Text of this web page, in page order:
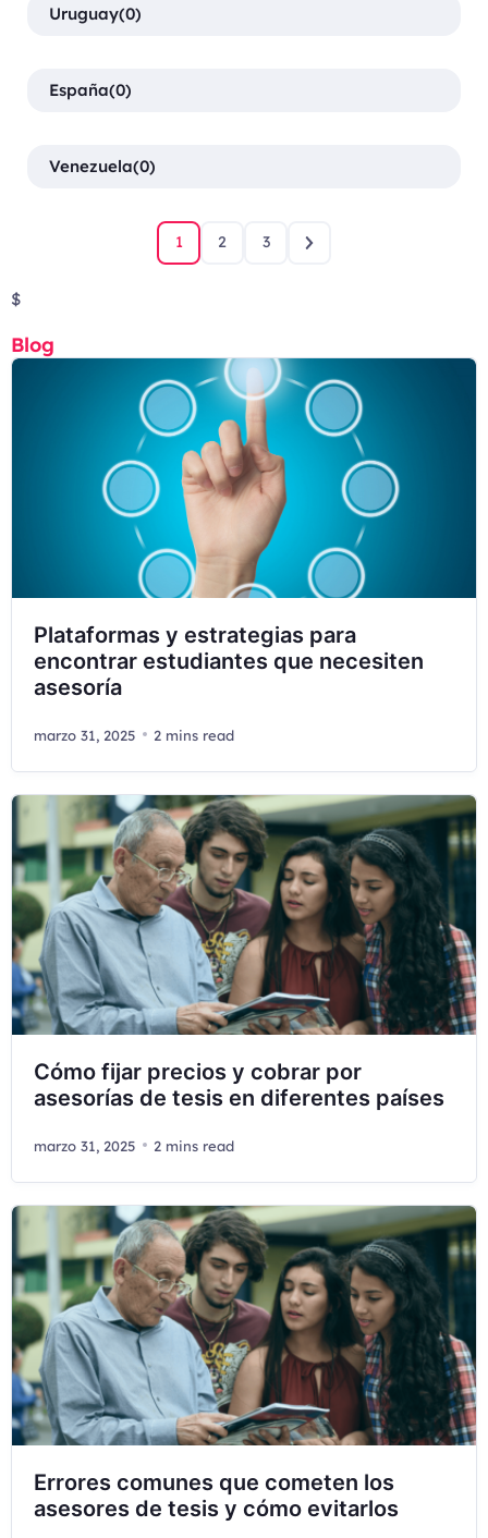
Uruguay(0)
España(0)
Venezuela(0)
1 2 3
$
Blog
Plataformas y estrategias para
encontrar estudiantes que necesiten
asesoría
marzo 31, 2025 2 mins read
Cómo fijar precios y cobrar por
asesorías de tesis en diferentes países
marzo 31, 2025 2 mins read
Errores comunes que cometen los
asesores de tesis y cómo evitarlos